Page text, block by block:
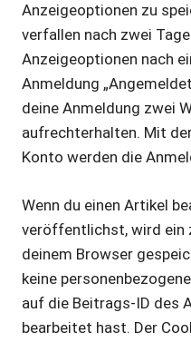
Anzeigeoptionen zu
verfallen nach zwei
Anzeigeoptionen nach
Anmeldung
deine Anmeldung zwei
aufrechterhalten. Mit
Konto werden die
Wenn du einen Artikel
veröffentlichst, wird ein
deinem Browser
keine
auf die Beitrags-ID des
bearbeitet hast. Der